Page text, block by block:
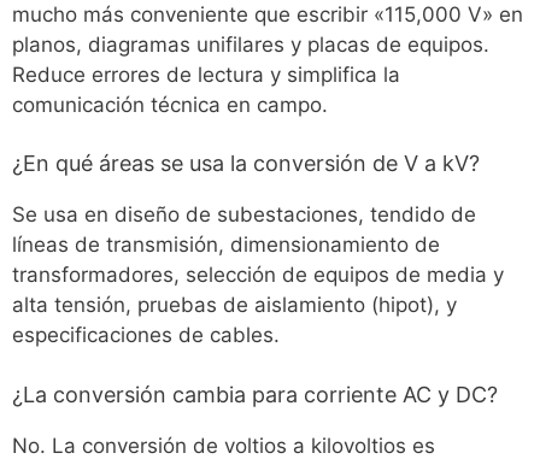
mucho más conveniente que escribir «115,000 V» en
planos, diagramas unifilares y placas de equipos.
Reduce errores de lectura y simplifica la
comunicación técnica en campo.
¿En qué áreas se usa la conversión de V a kV?
Se usa en diseño de subestaciones, tendido de
líneas de transmisión, dimensionamiento de
transformadores, selección de equipos de media y
alta tensión, pruebas de aislamiento (hipot), y
especificaciones de cables.
¿La conversión cambia para corriente AC y DC?
No. La conversión de voltios a kilovoltios es